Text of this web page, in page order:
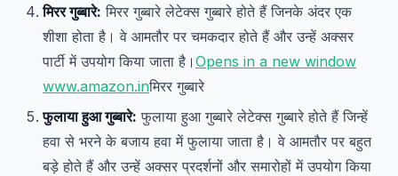
मिरर गुब्बारे: मिरर गुब्बारे लेटेक्स गुब्बारे होते हैं जिनके अंदर एक
शीशा होता है। वे आमतौर पर चमकदार होते हैं और उन्हें अक्सर
पार्टी में उपयोग किया जाता है। Opens in a new window
www.amazon.inमिरर गुब्बारे
फुलाया हुआ गुब्बारे: फुलाया हुआ गुब्बारे लेटेक्स गुब्बारे होते हैं जिन्हें
हवा से भरने के बजाय हवा में फुलाया जाता है। वे आमतौर पर बहुत
बड़े होते हैं और उन्हें अक्सर प्रदर्शनों और समारोहों में उपयोग किया